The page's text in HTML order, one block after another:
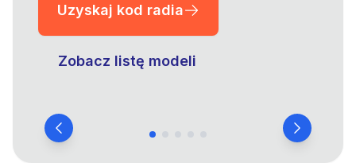
Uzyskaj kod radia
Zobacz listę modeli